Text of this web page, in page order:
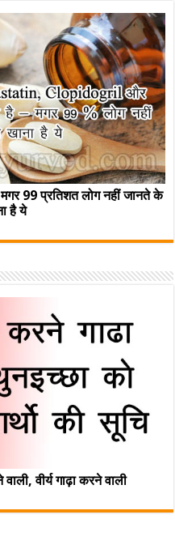
99 प्रतिशत लोग नहीं जानते के
है ये
वीर्य गाढ़ा करने वाली